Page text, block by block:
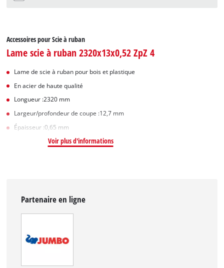
Accessoires pour Scie à ruban
Lame scie à ruban 2320x13x0,52 ZpZ 4
Lame de scie à ruban pour bois et plastique
En acier de haute qualité
Longueur :2320 mm
Largeur/profondeur de coupe :12,7 mm
Épaisseur :0,65 mm
Voir plus d'informations
Partenaire en ligne